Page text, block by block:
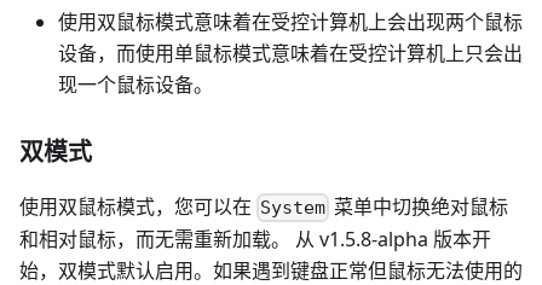
使用双鼠标模式意味着在受控计算机上会出现两个鼠标
设备，而使用单鼠标模式意味着在受控计算机上只会出
现一个鼠标设备。
双模式
使用双鼠标模式，您可以在 System 菜单中切换绝对鼠标
和相对鼠标，而无需重新加载。 从 v1.5.8-alpha 版本开
始，双模式默认启用。如果遇到键盘正常但鼠标无法使用的